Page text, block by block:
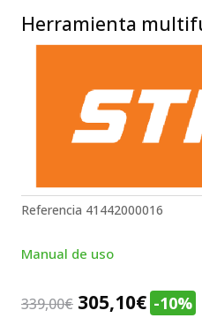
Herramienta
Referencia 41442000016
Manual de uso
339,00€ El
305,10€El-10%